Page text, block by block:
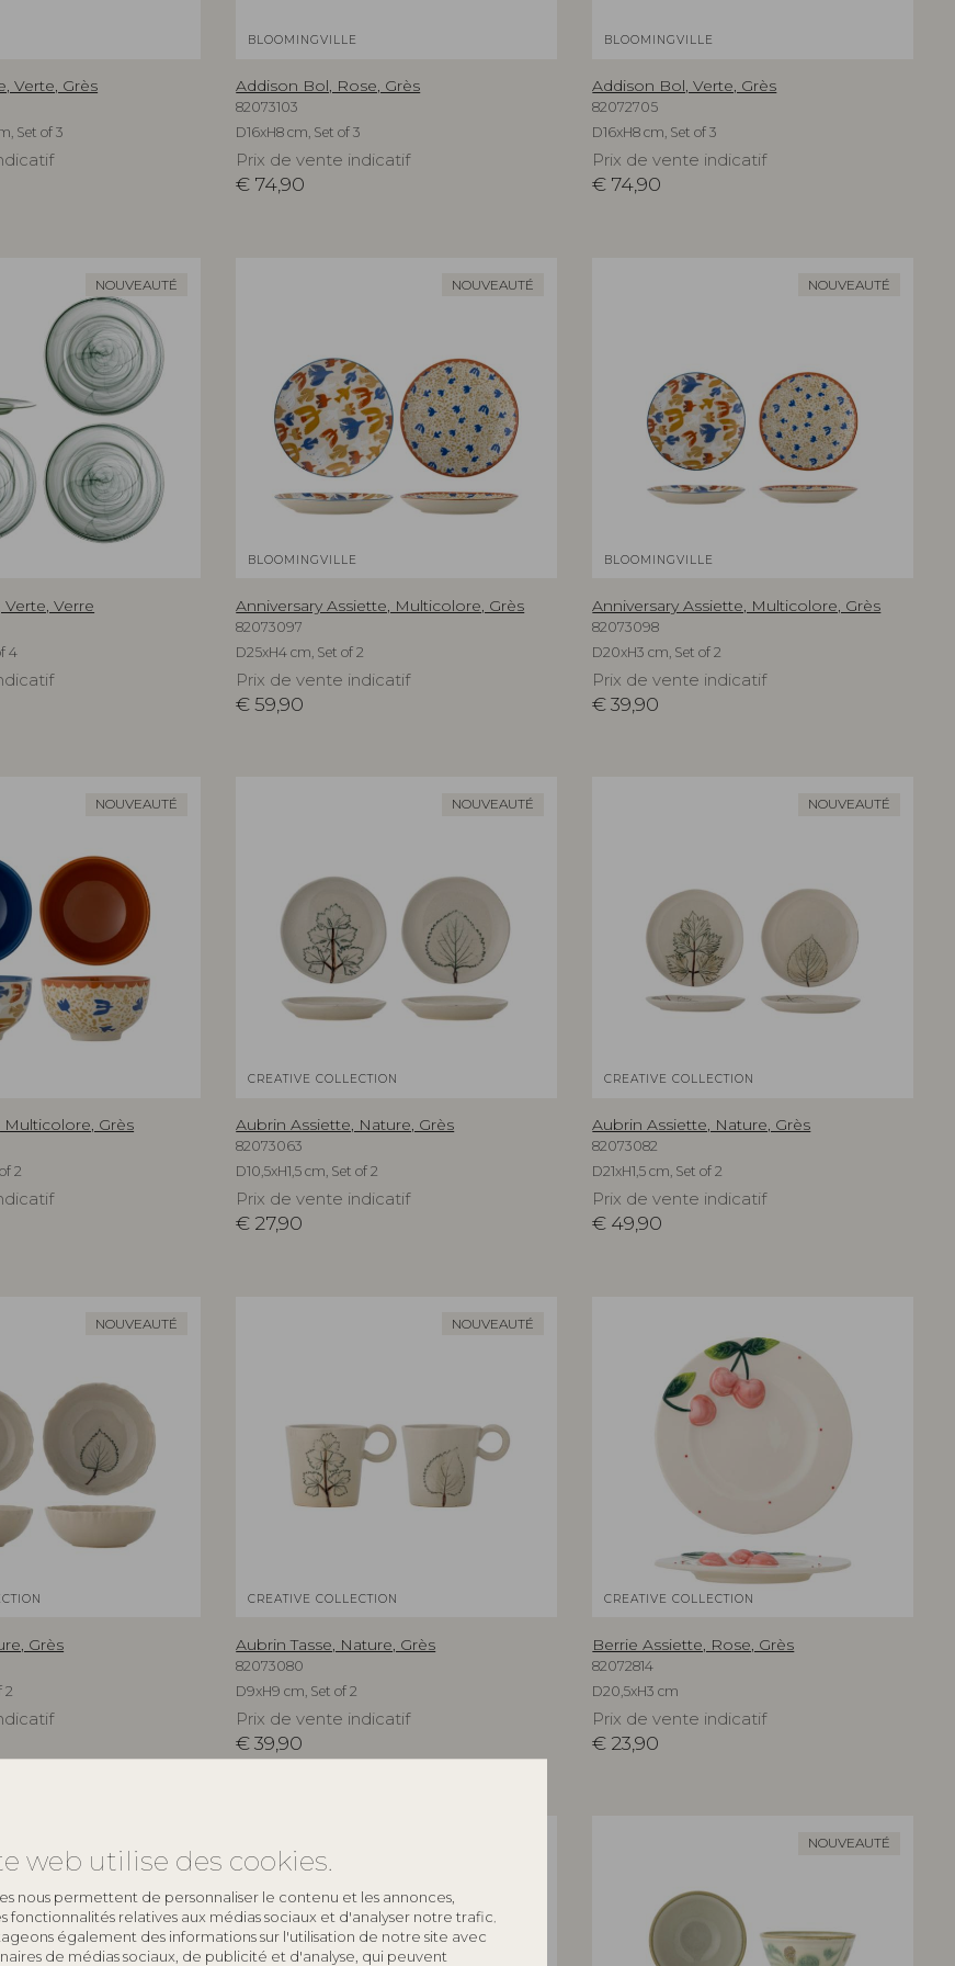
web utilise des cookies.
nous permettent de personnaliser le contenu et les annonces,
fonctionnalités relatives aux médias sociaux et d'analyser notre trafic.
également des informations sur l'utilisation de notre site avec
de médias sociaux, de publicité et d'analyse, qui peuvent
Verte, Grès
Set of 3
BLOOMINGVILLE
Addison Bol, Rose, Grès
82073103
D16xH8 cm, Set of 3
Prix de vente indicatif
€ 74,90
BLOOMINGVILLE
Addison Bol, Verte, Grès
82072705
D16xH8 cm, Set of 3
Prix de vente indicatif
€ 74,90
NOUVEAUTÉ
Verre
4
NOUVEAUTÉ
BLOOMINGVILLE
Anniversary Assiette, Multicolore, Grès
82073097
D25xH4 cm, Set of 2
Prix de vente indicatif
€ 59,90
NOUVEAUTÉ
BLOOMINGVILLE
Anniversary Assiette, Multicolore, Grès
82073098
D20xH3 cm, Set of 2
Prix de vente indicatif
€ 39,90
NOUVEAUTÉ
Multicolore, Grès
2
NOUVEAUTÉ
CREATIVE COLLECTION
Aubrin Assiette, Nature, Grès
82073063
D10,5xH1,5 cm, Set of 2
Prix de vente indicatif
€ 27,90
NOUVEAUTÉ
CREATIVE COLLECTION
Aubrin Assiette, Nature, Grès
82073082
D21xH1,5 cm, Set of 2
Prix de vente indicatif
€ 49,90
NOUVEAUTÉ
Grès
2
NOUVEAUTÉ
CREATIVE COLLECTION
Aubrin Tasse, Nature, Grès
82073080
D9xH9 cm, Set of 2
Prix de vente indicatif
€ 39,90
CREATIVE COLLECTION
Berrie Assiette, Rose, Grès
82072814
D20,5xH3 cm
Prix de vente indicatif
€ 23,90
NOUVEAUTÉ